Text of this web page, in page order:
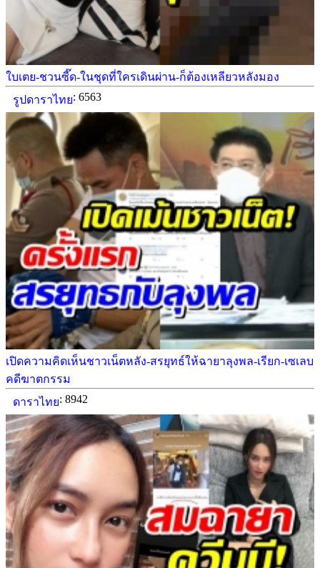
ใบเตย-ชวนซี๊ด-ในชุดที่ใครเดินผ่าน-ก็ต้องเหลียวหลังมอง
รูปดาราไทย: 6563
เปิดความคิดเห็นชาวเน็ตหลัง-สรยุทธ์ให้ฉายาลุงพล-เรียก-เซเลบ
คดีฆาตกรรม
ดาราไทย: 8942